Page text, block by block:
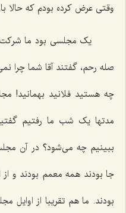
وقتی عرض کرده بودم که حالا
یک مجلسی بود ما شرکت
صله رحم، گفتند آقا شما چرا
چه هستید فلانید بهمانید!
مدتها یک شب ما رفتیم
ببینیم چه می‌شود؟ در آن
جا بودند همه معمم بودند و از
بودند. ما هم تقریبا از اوایل